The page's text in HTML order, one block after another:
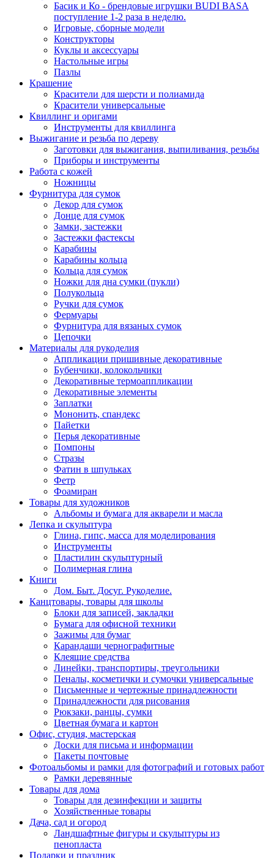
Басик и Ко - брендовые игрушки BUDI BASA
поступление 1-2 раза в неделю.
Игровые, сборные модели
Конструкторы
Куклы и аксессуары
Настольные игры
Пазлы
Крашение
Красители для шерсти и полиамида
Красители универсальные
Квиллинг и оригами
Инструменты для квиллинга
Выжигание и резьба по дереву
Заготовки для выжигания, выпиливания, резьбы
Приборы и инструменты
Работа с кожей
Ножницы
Фурнитура для сумок
Декор для сумок
Донце для сумок
Замки, застежки
Застежки фастексы
Карабины
Карабины кольца
Кольца для сумок
Ножки для дна сумки (пукли)
Полукольца
Ручки для сумок
Фермуары
Фурнитура для вязаных сумок
Цепочки
Материалы для рукоделия
Аппликации пришивные декоративные
Бубенчики, колокольчики
Декоративные термоаппликации
Декоративные элементы
Заплатки
Мононить, спандекс
Пайетки
Перья декоративные
Помпоны
Стразы
Фатин в шпульках
Фетр
Фоамиран
Товары для художников
Альбомы и бумага для акварели и масла
Лепка и скульптура
Глина, гипс, масса для моделирования
Инструменты
Пластилин скульптурный
Полимерная глина
Книги
Дом. Быт. Досуг. Рукоделие.
Канцтовары, товары для школы
Блоки для записей, закладки
Бумага для офисной техники
Зажимы для бумаг
Карандаши чернографитные
Клеящие средства
Линейки, транспортиры, треугольники
Пеналы, косметички и сумочки универсальные
Письменные и чертежные принадлежности
Принадлежности для рисования
Рюкзаки, ранцы, сумки
Цветная бумага и картон
Офис, студия, мастерская
Доски для письма и информации
Пакеты почтовые
Фотоальбомы и рамки для фотографий и готовых работ
Рамки деревянные
Товары для дома
Товары для дезинфекции и защиты
Хозяйственные товары
Дача, сад и огород
Ландшафтные фигуры и скульптуры из
пенопласта
Подарки и праздник